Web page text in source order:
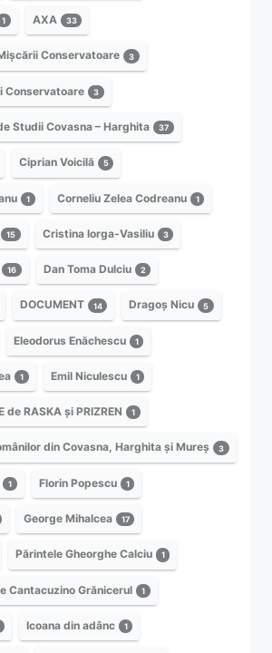
1 AXA 33
Conservatoare 3
Conservatoare 3
Studii Covasna – Harghita 37
Ciprian Voicilă 5
1 Corneliu Zelea Codreanu 1
15 Cristina Iorga-Vasiliu 3
16 Dan Toma Dulciu 2
DOCUMENT 14 Dragoș Nicu 5
Eleodorus Enăchescu 1
1 Emil Niculescu 1
de RASKA și PRIZREN 1
din Covasna, Harghita și Mureș 3
1 Florin Popescu 1
George Mihalcea 17
Părintele Gheorghe Calciu 1
Cantacuzino Grănicerul 1
Icoana din adânc 1